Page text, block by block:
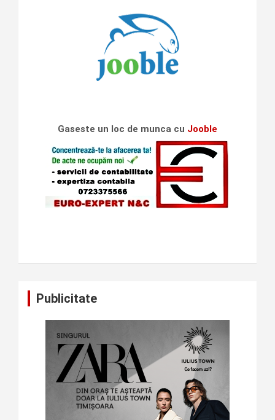
Gaseste un loc de munca cu Jooble
Publicitate